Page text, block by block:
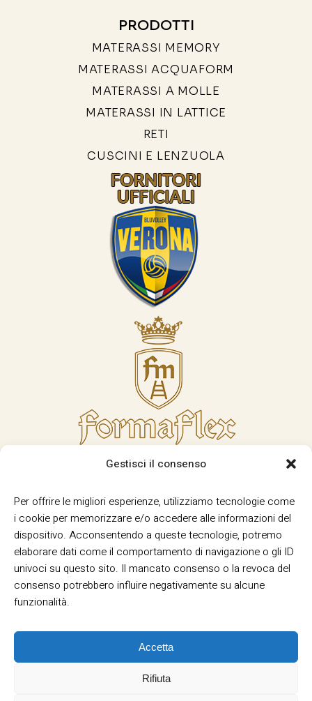
Gestisci il consenso
Per offrire le migliori esperienze, utilizziamo tecnologie come
i cookie per memorizzare e/o accedere alle informazioni del
dispositivo. Acconsentendo a queste tecnologie, potremo
elaborare dati come il comportamento di navigazione o gli ID
univoci su questo sito. Il mancato consenso o la revoca del
consenso potrebbero influire negativamente su alcune
funzionalità.
Accetta
Rifiuta
PRODOTTI
MATERASSI MEMORY
MATERASSI ACQUAFORM
MATERASSI A MOLLE
MATERASSI IN LATTICE
RETI
CUSCINI E LENZUOLA
Privacy